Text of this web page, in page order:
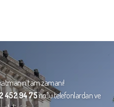
tam zamanı!
452 94 75no'lu telefonlardan ve